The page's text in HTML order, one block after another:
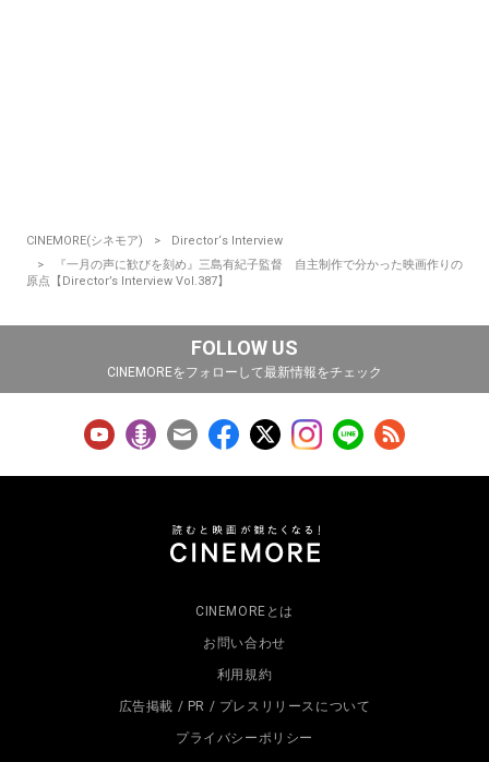
CINEMORE(シネモア)
Director‘s Interview
『一月の声に歓びを刻め』三島有紀子監督 自主制作で分かった映画作りの
原点【Director’s Interview Vol.387】
FOLLOW US
CINEMOREをフォローして最新情報をチェック
CINEMOREとは
お問い合わせ
利用規約
広告掲載 / PR / プレスリリースについて
プライバシーポリシー